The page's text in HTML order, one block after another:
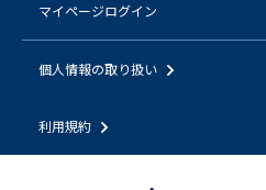
マイページログイン
個人情報の取り扱い
利用規約